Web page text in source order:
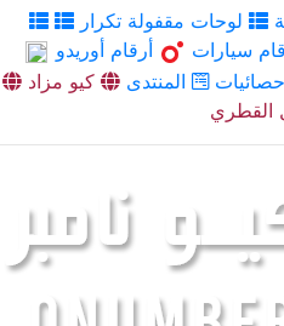
لوحات مقفولة تكرار
سيارات
أرقام أوريدو
المنتدى
كيو مزاد
القطري